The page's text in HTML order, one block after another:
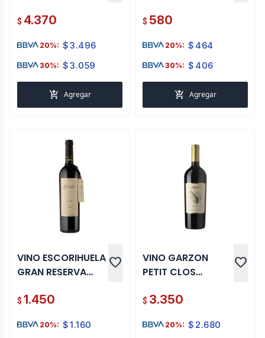
$ 4.370
20%: $3.496
30%: $3.059
add_shopping_cart Agregar
$ 580
20%: $ 464
30%: $ 406
add_shopping_cart Agregar
VINO ESCORIHUELA
GRAN RESERVA
ML
favorite
$ 1.450
20%: $1.160
VINO GARZON
PETIT CLOS
favorite
$ 3.350
20%: $ 2.680